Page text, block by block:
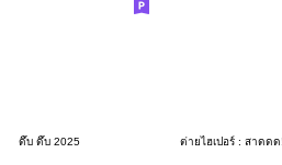
ดึ๊บ ดึ๊บ 2025 ต่ายไฮเปอร์ : สาดดด